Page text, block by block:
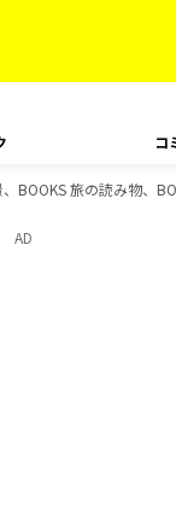
コ
BOOKS 旅の読み物、
AD